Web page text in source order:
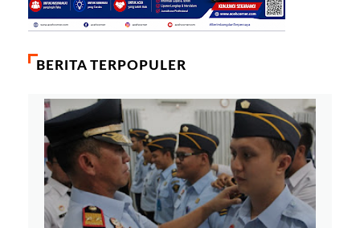
BERITA TERPOPULER